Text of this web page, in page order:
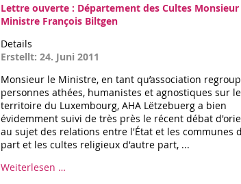
Lettre ouverte : Département des Cultes Monsieur
Ministre François Biltgen
Details
Erstellt: 24. Juni 2011
Monsieur le Ministre, en tant qu’association
personnes athées, humanistes et agnostiques sur le
territoire du Luxembourg, AHA Lëtzebuerg a bien
évidemment suivi de très près le récent débat
au sujet des relations entre l'État et les communes
part et les cultes religieux d'autre part, ...
Weiterlesen …